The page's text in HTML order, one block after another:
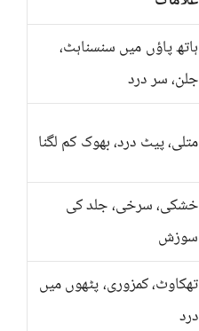
ہاتھ پاؤں میں سنسناہٹ،
جلن، سر درد
متلی، پیٹ درد، بھوک کم لگنا
خشکی، سرخی، جلد کی
سوزش
تھکاوٹ، کمزوری، پٹھوں میں
درد